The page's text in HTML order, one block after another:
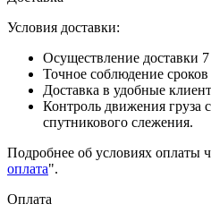
Условия доставки:
Осуществление доставки
Точное соблюдение сроков
Доставка в удобные
Контроль движения
спутникового слежения.
Подробнее об условиях оплаты
оплата".
Оплата